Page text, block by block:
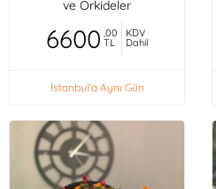
ve Orkideler
6600 ,00
TL
KDV
Dahil
İstanbul'a Aynı Gün